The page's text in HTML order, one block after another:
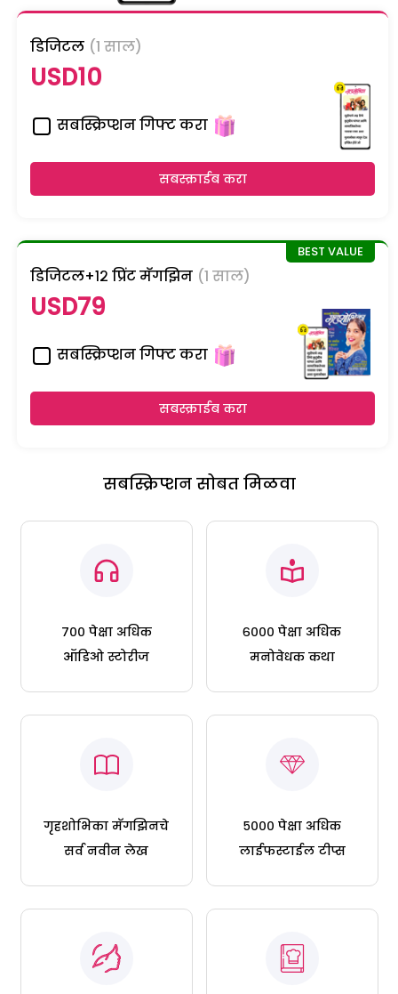
डिजिटल (1 साल)
USD10
सबस्क्रिप्शन गिफ्ट करा
सबस्क्राईब करा
डिजिटल+१२ प्रिंट मॅगझिन (1 साल)
USD79
सबस्क्रिप्शन गिफ्ट करा
सबस्क्राईब करा
सबस्क्रिप्शन सोबत मिळवा
७०० पेक्षा अधिक
ऑडिओ स्टोरीज
६००० पेक्षा अधिक
मनोवेधक कथा
गृहशोभिका मॅगझिनचे
सर्व नवीन लेख
५००० पेक्षा अधिक
लाईफस्टाईल टीप्स